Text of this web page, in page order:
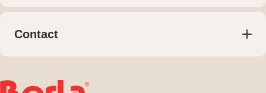
Horeca
Publicaties
Meest gestelde vragen
Klantenportaal
Contact